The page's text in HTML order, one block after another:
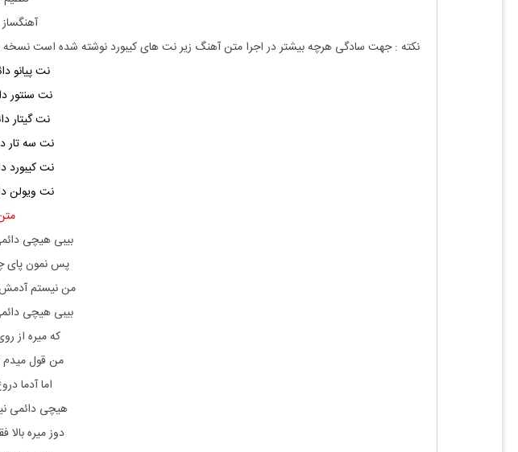
نکته : جهت سادگی هرچه بیشتر در اجرا متن آهنگ زیر نت های کیبورد نوشته شده است
نت پیانو
نت سنتور
نت گیتار
نت سه تار
نت کیبورد
نت ویولن
بیبی هیچی
پس نمون پای
من نیستم آدمش
بیبی هیچی
که میره از
من قول میدم
اما آدما
هیچی دائمی
دوز میره